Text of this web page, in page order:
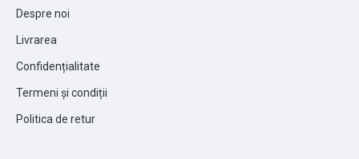
Despre noi
Livrarea
Confidențialitate
Termeni și condiții
Politica de retur